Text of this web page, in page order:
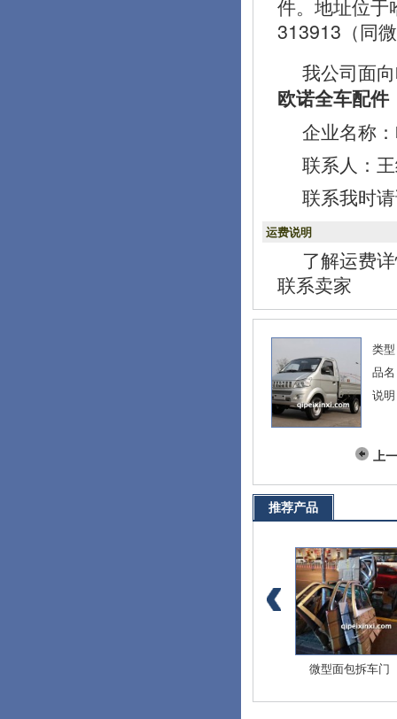
件。地址位于
313913（同
我公司面
欧诺全车配件
企业名称
联系人：
联系我时
运费说明
了解运费
联系卖家
类
品
说
上
推荐产品
微型面包拆车门